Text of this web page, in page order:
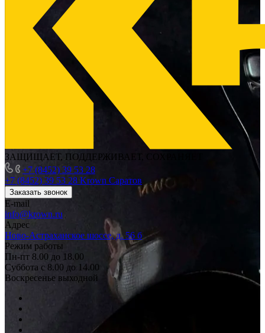
ЗАЩИЩАЕТ, ПОДДЕРЖИВАЕТ, СОХРАНЯЕТ
+7 (8452) 39 53 28
+7 (8452) 39 53 28 Krown Саратов
Заказать звонок
E-mail
info@krown.ru
Адрес
Ново-Астраханское шоссе, д. 56 б
Режим работы
Пн-пт 8.00 до 18.00
Суббота с 8.00 до 14.00
Воскресенье выходной